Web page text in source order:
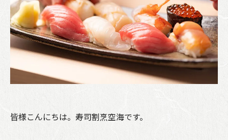
皆様こんにちは。寿司割烹空海です。